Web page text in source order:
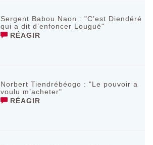
Sergent Babou Naon : "C’est Diendéré
qui a dit d’enfoncer Lougué"
RÉAGIR
Norbert Tiendrébéogo : "Le pouvoir a
voulu m’acheter"
RÉAGIR